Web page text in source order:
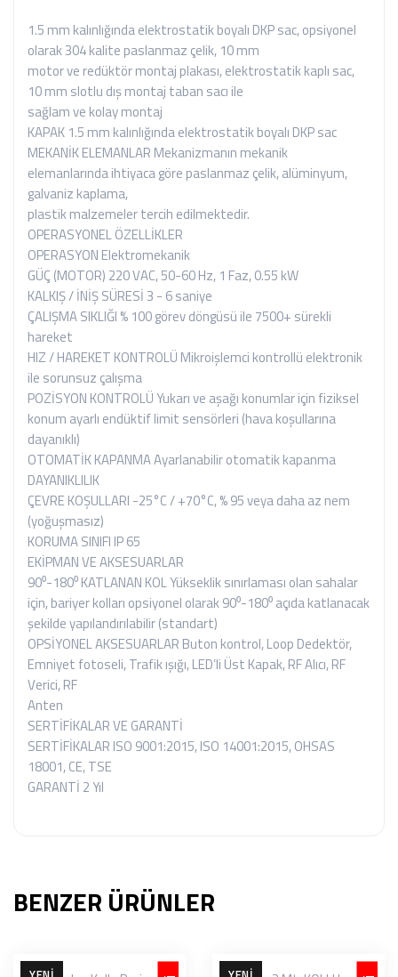
1.5 mm kalınlığında elektrostatik boyalı DKP sac, opsiyonel
olarak 304 kalite paslanmaz çelik, 10 mm
motor ve redüktör montaj plakası, elektrostatik kaplı sac,
10 mm slotlu dış montaj taban sacı ile
sağlam ve kolay montaj
KAPAK 1.5 mm kalınlığında elektrostatik boyalı DKP sac
MEKANİK ELEMANLAR Mekanizmanın mekanik
elemanlarında ihtiyaca göre paslanmaz çelik, alüminyum,
galvaniz kaplama,
plastik malzemeler tercih edilmektedir.
OPERASYONEL ÖZELLİKLER
OPERASYON Elektromekanik
GÜÇ (MOTOR) 220 VAC, 50-60 Hz, 1 Faz, 0.55 kW
KALKIŞ / İNİŞ SÜRESİ 3 - 6 saniye
ÇALIŞMA SIKLIĞI % 100 görev döngüsü ile 7500+ sürekli
hareket
HIZ / HAREKET KONTROLÜ Mikroişlemci kontrollü elektronik
ile sorunsuz çalışma
POZİSYON KONTROLÜ Yukarı ve aşağı konumlar için fiziksel
konum ayarlı endüktif limit sensörleri (hava koşullarına
dayanıklı)
OTOMATİK KAPANMA Ayarlanabilir otomatik kapanma
DAYANIKLILIK
ÇEVRE KOŞULLARI -25°C / +70°C, % 95 veya daha az nem
(yoğuşmasız)
KORUMA SINIFI IP 65
EKİPMAN VE AKSESUARLAR
90⁰-180⁰ KATLANAN KOL Yükseklik sınırlaması olan sahalar
için, bariyer kolları opsiyonel olarak 90⁰-180⁰ açıda katlanacak
şekilde yapılandırılabilir (standart)
OPSİYONEL AKSESUARLAR Buton kontrol, Loop Dedektör,
Emniyet fotoseli, Trafik ışığı, LED’li Üst Kapak, RF Alıcı, RF
Verici, RF
Anten
SERTİFİKALAR VE GARANTİ
SERTİFİKALAR ISO 9001:2015, ISO 14001:2015, OHSAS
18001, CE, TSE
GARANTİ 2 Yıl
BENZER ÜRÜNLER